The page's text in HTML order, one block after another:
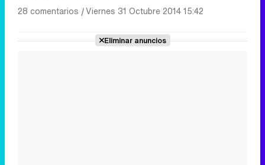
28 comentarios |Viernes 31 Octubre 2014 15:42
Eliminar anuncios